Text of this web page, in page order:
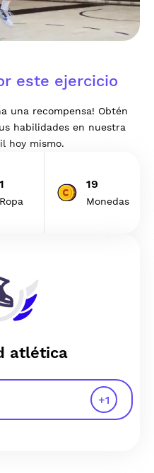
este ejercicio
una recompensa! Obtén
habilidades en nuestra
hoy mismo.
1
Ropa
19
Monedas
atlética
+1